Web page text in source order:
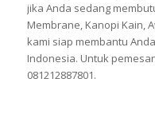
jika Anda sedang
Membrane, Kanopi Kain,
kami siap membantu
Indonesia. Untuk
081212887801.